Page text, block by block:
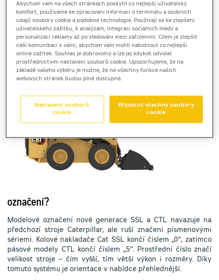
výrazně zlepšuje pracovní komfort obsluhy. Nové stroje si
zachovávají všechny silné stránky svých předchůdců a
zároveň přinášejí řadu vylepšení. Nabízejí vyšší výkon, a
hlavně točivý moment, zlepšenou stabilitu, větší komfort a
nové technologické funkce, které rozšiřují jejich možnosti
nasazení.
vyznat v
číselném
označení?
Modelové označení nové generace SSL a CTL navazuje na
předchozí stroje Caterpillar, ale ruší značení písmenovými
sériemi. Kolové nakladače Cat SSL končí číslem „0“, zatímco
pásové modely CTL končí číslem „5“. Prostřední číslo značí
velikost stroje – čím vyšší, tím větší výkon i rozměry. Díky
tomuto systému je orientace v nabídce přehlednější.
Abychom vám na všech stránkách poskytli co nejlepší uživatelský
komfort, používáme ke zpracování informací o terminálu a osobních
údajů soubory cookie a podobné technologie. Používají se ke zlepšení
uživatelského zážitku, k analýzám, integraci sociálních médií a
personalizaci reklamy až po sledování mezi zařízeními. Cílem je zlepšit
naši komunikaci s vámi, abychom vám mohli nabídnout co nejlepší
online zážitek. Souhlas je dobrovolný a lze jej kdykoli odvolat
prostřednictvím nastavení souborů cookie. Upozorňujeme, že na
základě vašeho výběru je možné, že ne všechny funkce našich
webových stránek budou plně dostupné.
Přijmout všechny soubory
cookie
Nastavení souborů
cookie